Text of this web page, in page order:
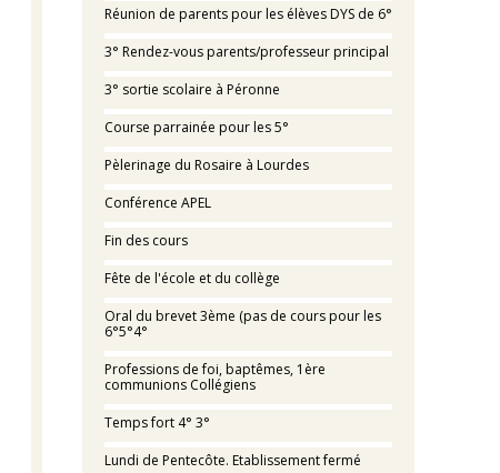
Réunion de parents pour les élèves DYS de 6°
3° Rendez-vous parents/professeur principal
3° sortie scolaire à Péronne
Course parrainée pour les 5°
Pèlerinage du Rosaire à Lourdes
Conférence APEL
Fin des cours
Fête de l'école et du collège
Oral du brevet 3ème (pas de cours pour les
6°5°4°
Professions de foi, baptêmes, 1ère
communions Collégiens
Temps fort 4° 3°
Lundi de Pentecôte. Etablissement fermé